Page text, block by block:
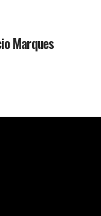
Marques